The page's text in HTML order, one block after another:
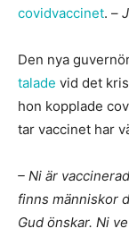
covidvaccinet. –
Den nya
talade vid det
hon kopplade
tar vaccinet har
– Ni är
finns människor
Gud önskar. Ni